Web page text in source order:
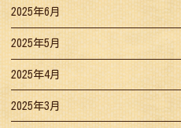
2025年6月
2025年5月
2025年4月
2025年3月